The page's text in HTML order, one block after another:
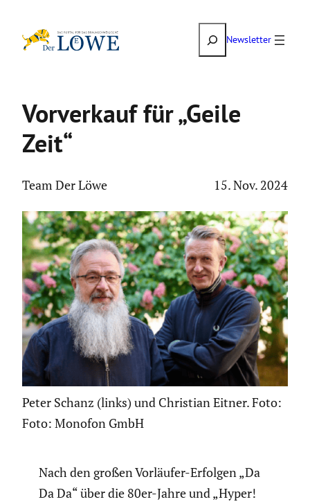
Inhalt
SuchenNewsletter
Vorver­kauf für „Geile
Zeit“
Team Der Löwe 15. Nov. 2024
Peter Schanz (links) und Christian Eitner. Foto:
Foto: Monofon GmbH
Nach den großen Vorläufer-Erfolgen „Da
Da Da“ über die 80er-Jahre und „Hyper!